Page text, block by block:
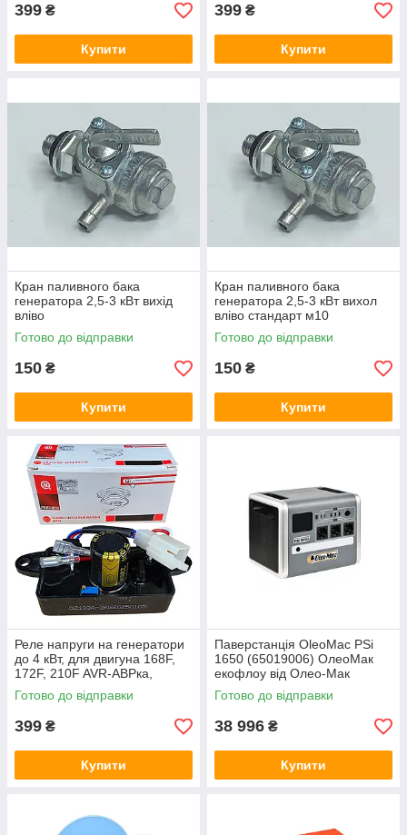
399 ₴
Купити
399 ₴
Купити
Кран паливного бака
генератора 2,5-3 кВт вихід
вліво
Готово до відправки
150 ₴
Купити
Кран паливного бака
генератора 2,5-3 кВт вихол
вліво стандарт м10
Готово до відправки
150 ₴
Купити
Реле напруги на генератори
до 4 кВт, для двигуна 168F,
172F, 210F AVR-АВРка,
Шоколадка на генератори
бензинові
Готово до відправки
399 ₴
Купити
Паверстанція OleoMac PSi
1650 (65019006) ОлеоМак
екофлоу від Олео-Мак
Готово до відправки
38 996 ₴
Купити